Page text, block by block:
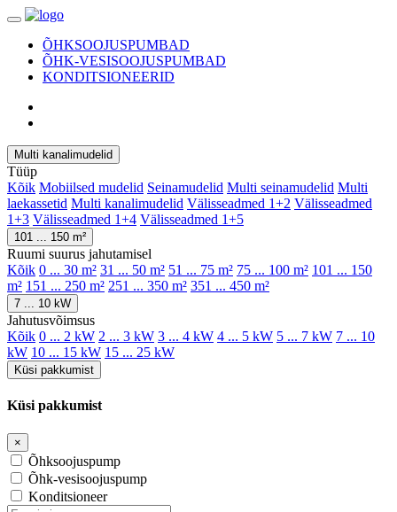
ÕHKSOOJUSPUMBAD
ÕHK-VESISOOJUSPUMBAD
KONDITSIONEERID
Multi kanalimudelid
Tüüp
Kõik Mobiilsed mudelid Seinamudelid Multi seinamudelid Multi
laekassetid Multi kanalimudelid Välisseadmed 1+2 Välisseadmed
1+3 Välisseadmed 1+4 Välisseadmed 1+5
101 ... 150 m²
Ruumi suurus jahutamisel
Kõik 0 ... 30 m² 31 ... 50 m² 51 ... 75 m² 75 ... 100 m² 101 ... 150
m² 151 ... 250 m² 251 ... 350 m² 351 ... 450 m²
7 ... 10 kW
Jahutusvõimsus
Kõik 0 ... 2 kW 2 ... 3 kW 3 ... 4 kW 4 ... 5 kW 5 ... 7 kW 7 ... 10
kW 10 ... 15 kW 15 ... 25 kW
Küsi pakkumist
Küsi pakkumist
×
Õhksoojuspump
Õhk-vesisoojuspump
Konditsioneer